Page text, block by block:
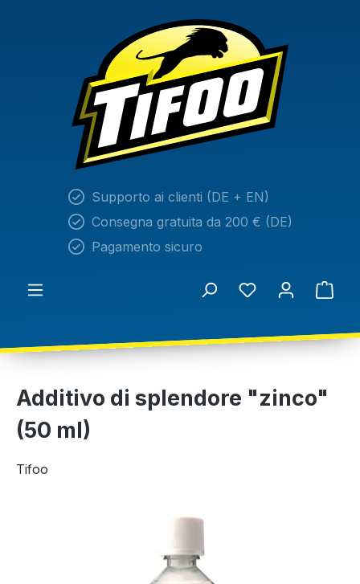
Supporto ai clienti (DE + EN)
Consegna gratuita da 200 € (DE)
Pagamento sicuro
Additivo di splendore "zinco"
(50 ml)
Tifoo
Salta la galleria di immagini